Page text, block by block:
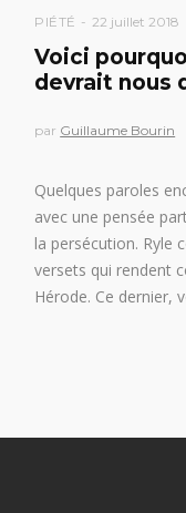
PIÉTÉ 22 juillet 2018
Voici
devrait nous
par Guillaume Bourin
Quelques paroles
avec une pensée
la persécution. Ryle
versets qui rendent
Hérode. Ce dernier,